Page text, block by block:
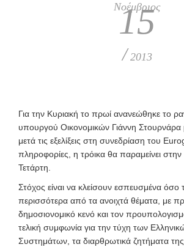
Νοέμβριος
15
/ 2013
Για την Κυριακή το πρωί ανανεώθηκε το
υπουργού Οικονομικών Γιάννη Στουρνάρα
μετά τις εξελίξεις στη συνεδρίαση του
πληροφορίες, η τρόικα θα παραμείνει
Τετάρτη.
Στόχος είναι να κλείσουν εσπευσμένα όσο
περισσότερα από τα ανοιχτά θέματα, με
δημοσιονομικό κενό και τον
τελική συμφωνία για την τύχη των
Συστημάτων, τα διαρθρωτικά ζητήματα